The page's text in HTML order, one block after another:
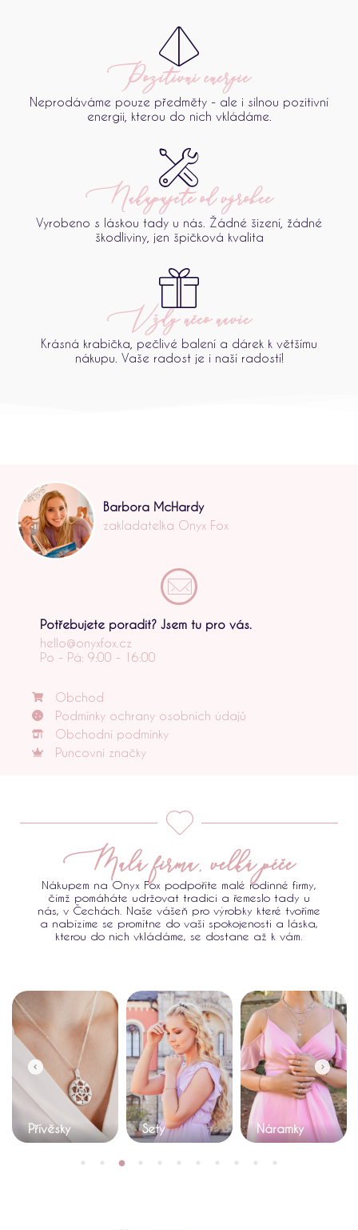
Pozitivní energie
Neprodáváme pouze předměty - ale i silnou pozitivní
energii, kterou do nich vkládáme.
Nakupujete od výrobce
Vyrobeno s láskou tady u nás. Žádné šizení, žádné
škodliviny, jen špičková kvalita
Vždy něco navíc
Krásná krabička, pečlivé balení a dárek k většímu
nákupu. Vaše radost je i naší radostí!
Barbora McHardy
zakladatelka Onyx Fox
Potřebujete poradit? Jsem tu pro vás.
hello@onyxfox.cz
Po - Pá: 9:00 - 16:00
Obchod
Podmínky ochrany osobních údajů
Obchodní podmínky
Puncovní značky
Malá firma, velká péče
Nákupem na Onyx Fox podpoříte malé rodinné firmy,
čímž pomáháte udržovat tradici a řemeslo tady u
nás, v Čechách. Naše vášeň pro výrobky které tvoříme
a nabízíme se promítne do vaší spokojenosti a láska,
kterou do nich vkládáme, se dostane až k vám.
Přívěsky Sety Náramky